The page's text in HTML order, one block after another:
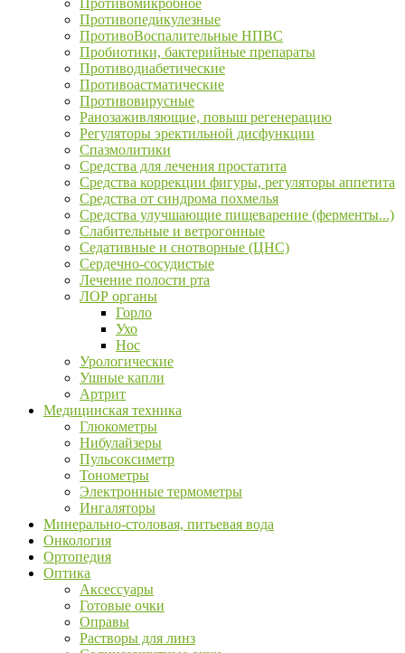
Противомикробное
Противопедикулезные
ПротивоВоспалительные НПВС
Пробиотики, бактерийные препараты
Противодиабетические
Противоастматические
Противовирусные
Ранозаживляющие, повыш регенерацию
Регуляторы эректильной дисфункции
Спазмолитики
Средства для лечения простатита
Средства коррекции фигуры, регуляторы аппетита
Средства от синдрома похмелья
Средства улучшающие пищеварение (ферменты...)
Слабительные и ветрогонные
Седативные и снотворные (ЦНС)
Сердечно-сосудистые
Лечение полости рта
ЛОР органы
Горло
Ухо
Нос
Урологические
Ушные капли
Артрит
Медицинская техника
Глюкометры
Нибулайзеры
Пульсоксиметр
Тонометры
Электронные термометры
Ингаляторы
Минерально-столовая, питьевая вода
Онкология
Ортопедия
Оптика
Аксессуары
Готовые очки
Оправы
Растворы для линз